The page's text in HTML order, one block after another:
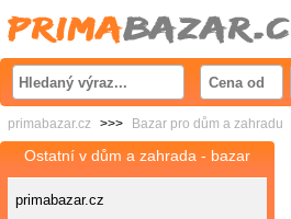
primabazar.cz >>> Bazar pro dům a zahradu
Ostatní v dům a zahrada - bazar
primabazar.cz